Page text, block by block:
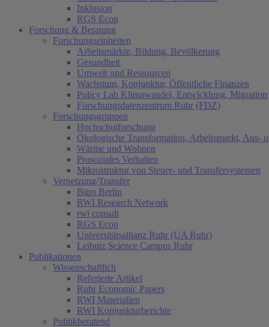
Inklusion
RGS Econ
Forschung & Beratung
Forschungseinheiten
Arbeitsmärkte, Bildung, Bevölkerung
Gesundheit
Umwelt und Ressourcen
Wachstum, Konjunktur, Öffentliche Finanzen
Policy Lab Klimawandel, Entwicklung, Migration
Forschungsdatenzentrum Ruhr (FDZ)
Forschungsgruppen
Hochschulforschung
Ökologische Transformation, Arbeitsmarkt, Aus-
Wärme und Wohnen
Prosoziales Verhalten
Mikrostruktur von Steuer- und Transfersystemen
Vernetzung/Transfer
Büro Berlin
RWI Research Network
rwi consult
RGS Econ
Universitätsallianz Ruhr (UA Ruhr)
Leibniz Science Campus Ruhr
Publikationen
Wissenschaftlich
Referierte Artikel
Ruhr Economic Papers
RWI Materialien
RWI Konjunkturberichte
Politikberatend